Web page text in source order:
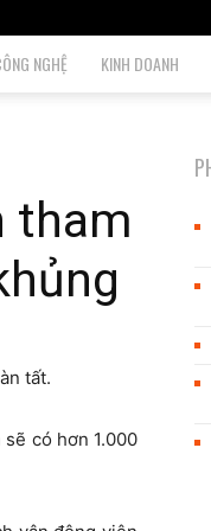
NGHỆ KINH DOANH
tham
tất.
có hơn 1.000